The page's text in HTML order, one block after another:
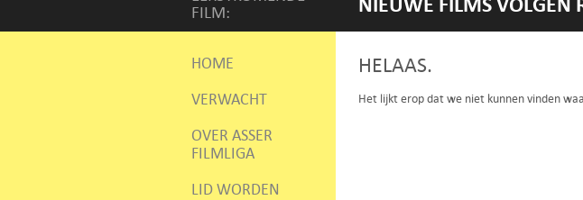
FILM:
HOME
VERWACHT
OVER ASSER
FILMLIGA
LID WORDEN
HELAAS.
Het lijkt erop dat we niet kunnen vinden